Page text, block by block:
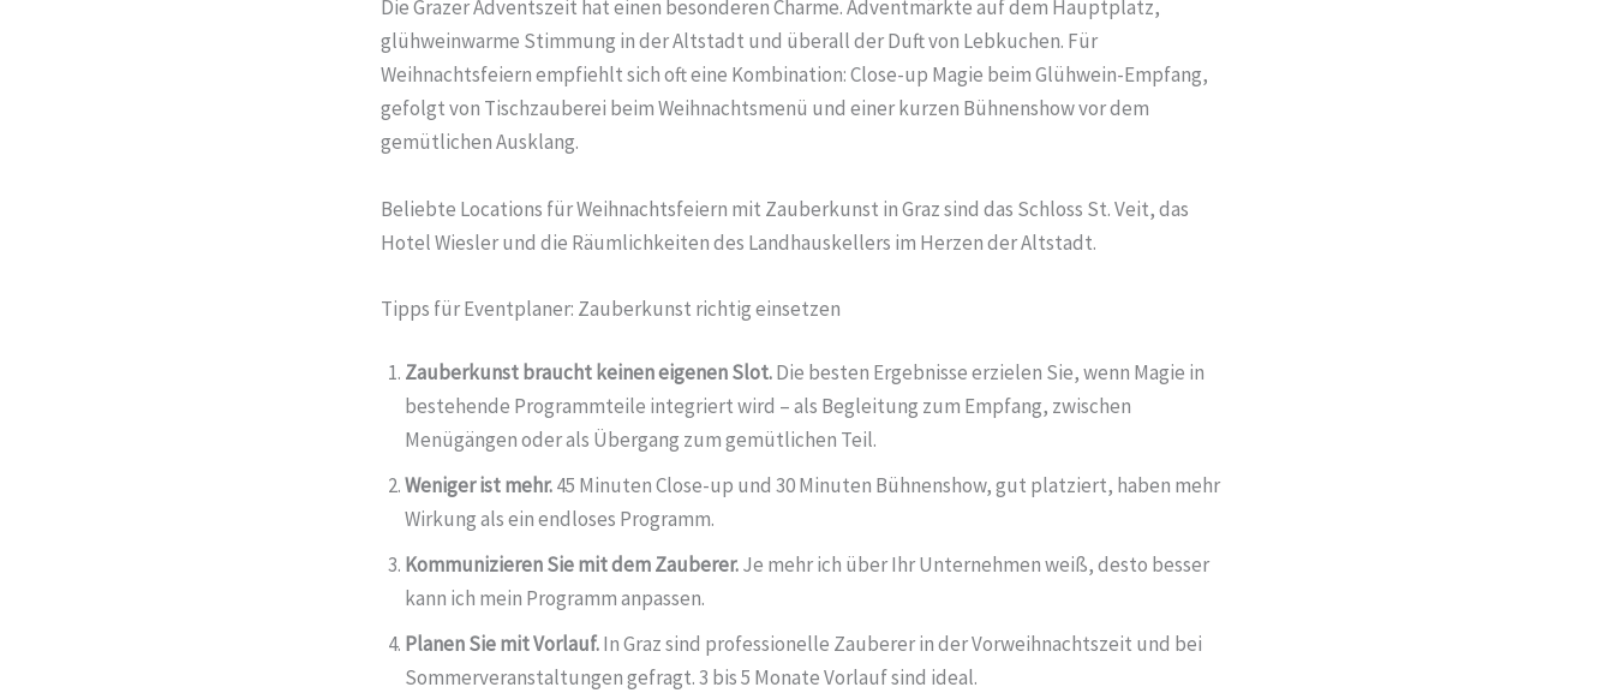
Die Grazer Adventszeit hat einen besonderen Charme. Adventmärkte auf dem Hauptplatz,
glühweinwarme Stimmung in der Altstadt und überall der Duft von Lebkuchen. Für
Weihnachtsfeiern empfiehlt sich oft eine Kombination: Close-up Magie beim Glühwein-Empfang,
gefolgt von Tischzauberei beim Weihnachtsmenü und einer kurzen Bühnenshow vor dem
gemütlichen Ausklang.
Beliebte Locations für Weihnachtsfeiern mit Zauberkunst in Graz sind das Schloss St. Veit, das
Hotel Wiesler und die Räumlichkeiten des Landhauskellers im Herzen der Altstadt.
Tipps für Eventplaner: Zauberkunst richtig einsetzen
Zauberkunst braucht keinen eigenen Slot.Die besten Ergebnisse erzielen Sie, wenn Magie in
bestehende Programmteile integriert wird – als Begleitung zum Empfang, zwischen
Menügängen oder als Übergang zum gemütlichen Teil.
Weniger ist mehr.45 Minuten Close-up und 30 Minuten Bühnenshow, gut platziert, haben mehr
Wirkung als ein endloses Programm.
Kommunizieren Sie mit dem Zauberer.Je mehr ich über Ihr Unternehmen weiß, desto besser
kann ich mein Programm anpassen.
Planen Sie mit Vorlauf.In Graz sind professionelle Zauberer in der Vorweihnachtszeit und bei
Sommerveranstaltungen gefragt. 3 bis 5 Monate Vorlauf sind ideal.